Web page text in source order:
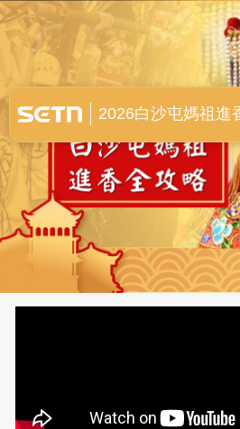
白沙屯媽祖進香全
2026白沙屯媽祖進